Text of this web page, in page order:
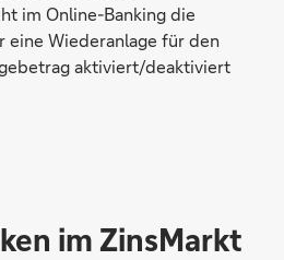
im Online-Banking die
eine Wiederanlage für den
aktiviert/deaktiviert
im ZinsMarkt